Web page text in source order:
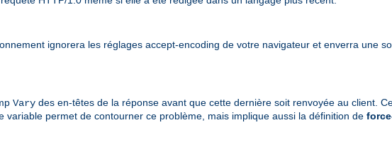
ignorera les réglages accept-encoding de votre navigateur et enverra une
Vary des en-têtes de la réponse avant que cette dernière soit renvoyée au client.
variable permet de contourner ce problème, mais implique aussi la définition de